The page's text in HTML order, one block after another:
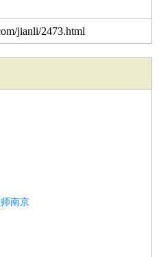
jianli/2473.html
南京